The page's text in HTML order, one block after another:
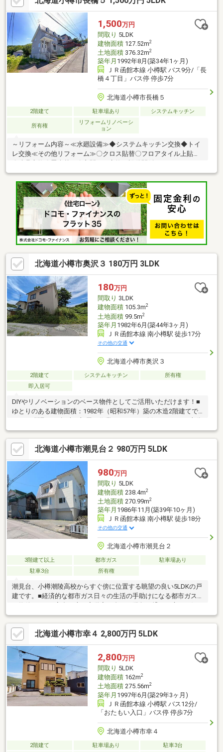
1,500万円
間取り 5LDK
建物面積127.52m2
土地面積376.32m2
築年月 1992年8月(築34年1ヶ月)
ＪＲ函館本線 小樽駅 バス9分/「長
橋４丁目」バス停 停歩7分
北海道小樽市長橋５
2階建て 駐車場あり システムキッチン
所有権
リフォームリノベーシ
ョン
～リフォーム内容～≪水廻設備≫◆システムキッチン交換◆トイ
レ交換≪その他リフォーム≫〇クロス貼替〇フロアタイル上貼替
交換■美装クリーニング■コンセントスイッチ交換【学校】小学
校・・・長橋小学校(徒歩約10分)中学校・・・長橋中学校(徒歩約
12分)■ ご希望の住まい探しをお手伝いします 物件の詳細・ご相談
はお気軽にお問い合わせください
北海道小樽市奥沢３ 180万円 3LDK
180万円
間取り 3LDK
建物面積105.3m2
土地面積99.5m2
築年月 1982年6月(築44年3ヶ月)
ＪＲ函館本線 南小樽駅 徒歩17分
その他の交通
北海道小樽市奥沢３
2階建て システムキッチン
所有権
即入居可
DIYやリノベーションのベース物件としてご活用いただけます！■
ゆとりのある建物面積：1982年（昭和57年）築の木造2階建てで
な広さです。■生活に必要な基本設備：上下水道（公営水道・公
共下水）が引き込まれており、室内にはシステムキッチンが設置
されています。■カスタマイズに適した空家：現在は空家のため
即時の引き渡しが可能です。ご自身のペースで内装の手直しや設
備の入れ替えを進めることができます。■落ち着いた周辺環境：
交通量が少なめの閑静な住宅街に位置しており、静かな環境で作
業や生活に集中できます。
北海道小樽市潮見台２ 980万円 5LDK
980万円
間取り 5LDK
建物面積238.4m2
土地面積270.99m2
築年月 1986年11月(築39年10ヶ月)
ＪＲ函館本線 南小樽駅 徒歩18分
その他の交通
北海道小樽市潮見台２
3階建て以上 都市ガス
駐車場あり
駐車3台
所有権
潮見台、小樽潮陵高校からすぐ傍に位置する眺望の良い5LDKの戸
建です。■経済的な都市ガス日々の生活の手助けになる都市ガス
みに合わせて家庭菜園やガーデニング等も楽しめる広さです！■
高い立地ならではの眺望海からは近くはないものの、小樽でも高
い位置に立地している為オーシャンビューも楽しめます。■安心
の前面道路幅前面道路はゆとりがある為お車の出し入れもスムー
ズ。運転が苦手な方でも安心です。現在居住中ですが日程調整の
上、おうちの状態など現地で確認することも可能となっています
のでお気軽にお問い合わせください！
北海道小樽市幸４ 2,800万円 5LDK
2,800万円
間取り 5LDK
建物面積162m2
土地面積275.56m2
築年月 1997年6月(築29年3ヶ月)
ＪＲ函館本線 小樽駅 バス12分/
「おたもい入口」バス停 停歩7分
北海道小樽市幸４
2階建て 駐車場あり
駐車3台